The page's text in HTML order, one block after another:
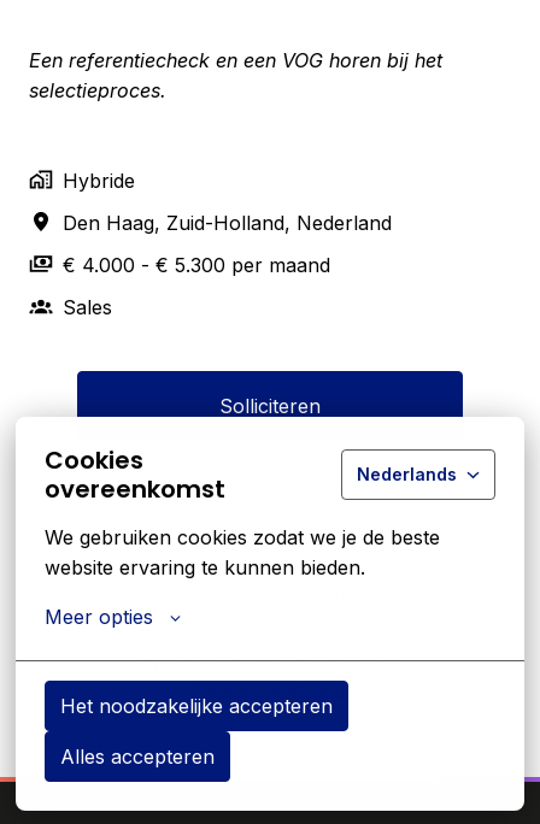
Cookies
overeenkomst
Nederlands
We gebruiken cookies zodat we je de beste
website ervaring te kunnen bieden.
Meer opties
Het noodzakelijke accepteren
Alles accepteren
Een referentiecheck en een VOG horen bij het
selectieproces.
Hybride
Den Haag, Zuid-Holland, Nederland
€ 4.000 - € 5.300 per maand
Sales
Solliciteren
Apply with Linkedin onbeschikbaar
Apply with Indeed onbeschikbaar